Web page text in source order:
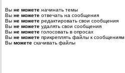
Вы не можете начинать темы
Вы не можете отвечать на сообщения
Вы не можете редактировать свои сообщения
Вы не можете удалять свои сообщения
Вы не можете голосовать в опросах
Вы не можете прикреплять файлы к сообщениям
Вы можете скачивать файлы